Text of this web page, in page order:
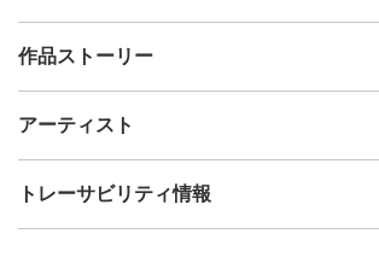
出品者
制作年
アクリル
作品ストーリー
スとヘビーメタル で加工してあります、アル
アーティスト
kira
フォローする
トレーサビリティ情報